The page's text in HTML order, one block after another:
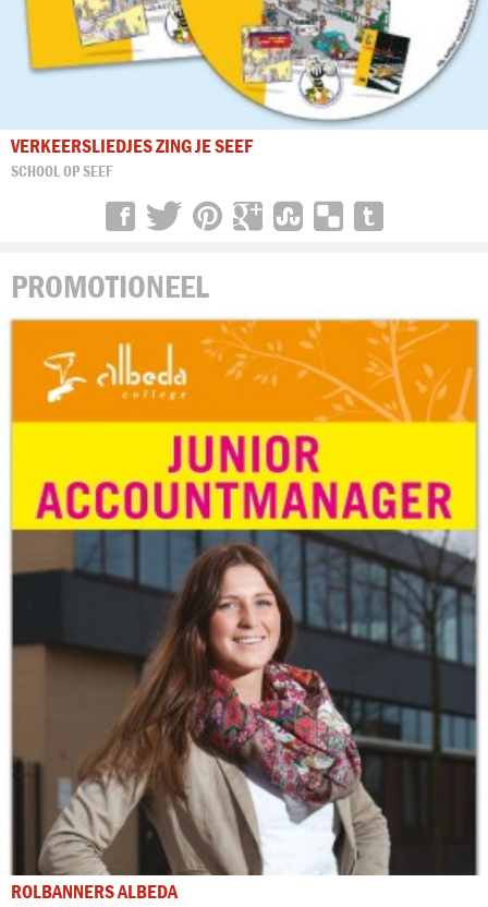
VERKEERSLIEDJES ZING JE SEEF
SCHOOL OP SEEF
PROMOTIONEEL
ROLBANNERS ALBEDA